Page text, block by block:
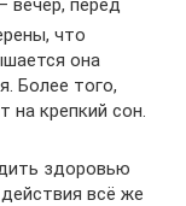
что
она
Более того,
на крепкий сон.
здоровью
всё же